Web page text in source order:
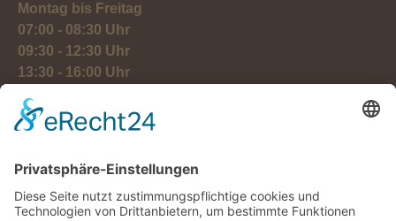
Montag bis Freitag
07:00 - 08:30 Uhr
09:30 - 12:30 Uhr
13:30 - 16:00 Uhr
FIAS Zertifikat